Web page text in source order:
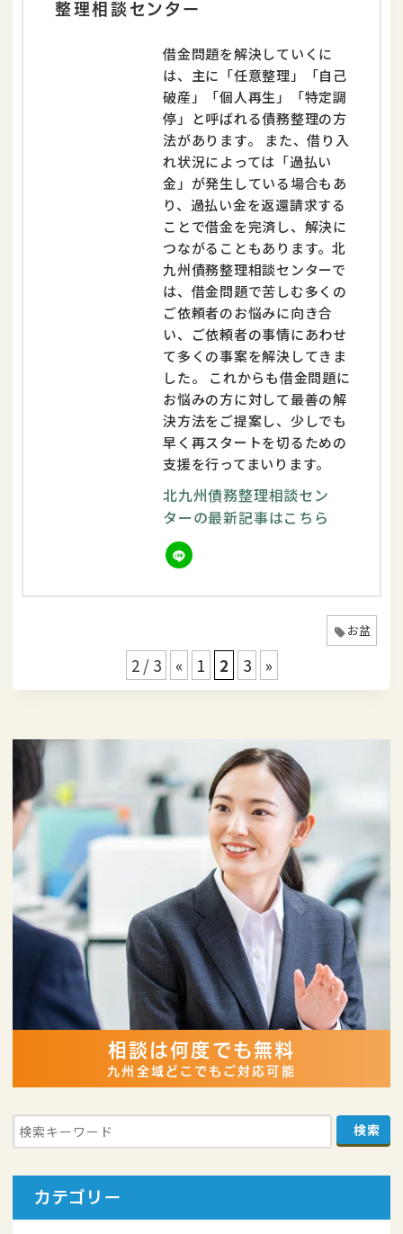
整理相談センター
借金問題を解決していくに
は、主に「任意整理」「自己
破産」「個人再生」「特定調
停」と呼ばれる債務整理の方
法があります。 また、借り入
れ状況によっては「過払い
金」が発生している場合もあ
り、過払い金を返還請求する
ことで借金を完済し、解決に
つながることもあります。北
九州債務整理相談センターで
は、借金問題で苦しむ多くの
ご依頼者のお悩みに向き合
い、ご依頼者の事情にあわせ
て多くの事案を解決してきま
した。 これからも借金問題に
お悩みの方に対して最善の解
決方法をご提案し、少しでも
早く再スタートを切るための
支援を行ってまいります。
北九州債務整理相談セン
ターの最新記事はこちら
お盆
2 / 3 « 1 2 3 »
相談は何度でも無料
九州全域どこでもご対応可能
カテゴリー